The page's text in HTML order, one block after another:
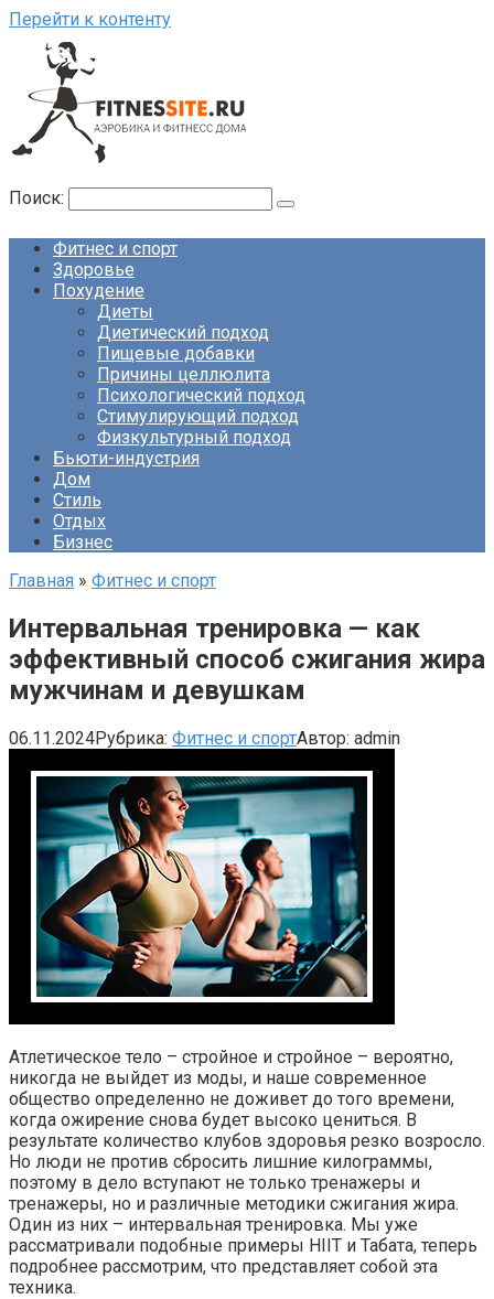
Перейти к контенту
Поиск:
Фитнес и спорт
Здоровье
Похудение
Диеты
Диетический подход
Пищевые добавки
Причины целлюлита
Психологический подход
Стимулирующий подход
Физкультурный подход
Бьюти-индустрия
Дом
Стиль
Отдых
Бизнес
Главная » Фитнес и спорт
Интервальная тренировка — как
эффективный способ сжигания жира
мужчинам и девушкам
06.11.2024Рубрика: Фитнес и спортАвтор: admin
Атлетическое тело – стройное и стройное – вероятно,
никогда не выйдет из моды, и наше современное
общество определенно не доживет до того времени,
когда ожирение снова будет высоко цениться. В
результате количество клубов здоровья резко возросло.
Но люди не против сбросить лишние килограммы,
поэтому в дело вступают не только тренажеры и
тренажеры, но и различные методики сжигания жира.
Один из них – интервальная тренировка. Мы уже
рассматривали подобные примеры HIIT и Табата, теперь
подробнее рассмотрим, что представляет собой эта
техника.